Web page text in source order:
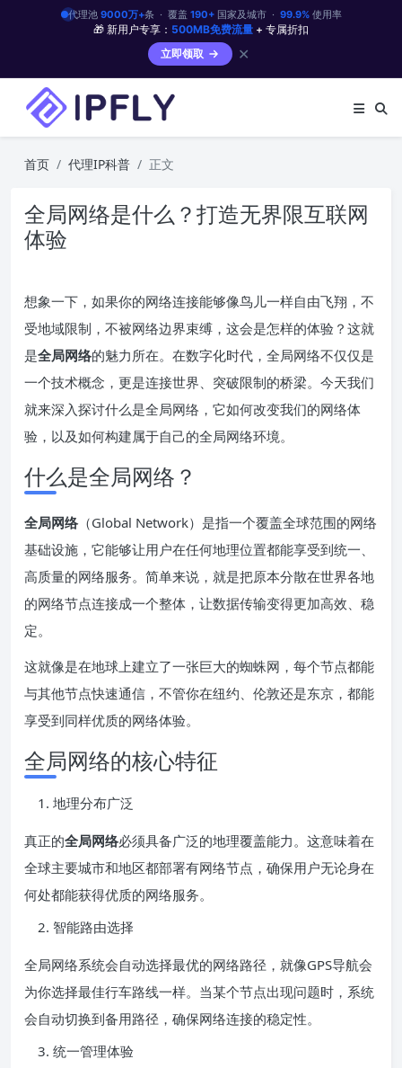
代理池 9000万+条 · 覆盖 190+国家及城市 · 99.9%使用率
🎁 新用户专享： 500MB免费流量 + 专属折扣
立即领取
✕
首页 代理IP科普 正文
全局网络是什么？打造无界限互联网
体验
想象一下，如果你的网络连接能够像鸟儿一样自由飞翔，不
受地域限制，不被网络边界束缚，这会是怎样的体验？这就
是全局网络的魅力所在。在数字化时代，全局网络不仅仅是
一个技术概念，更是连接世界、突破限制的桥梁。今天我们
就来深入探讨什么是全局网络，它如何改变我们的网络体
验，以及如何构建属于自己的全局网络环境。
什么是全局网络？
全局网络（Global Network）是指一个覆盖全球范围的网络
基础设施，它能够让用户在任何地理位置都能享受到统一、
高质量的网络服务。简单来说，就是把原本分散在世界各地
的网络节点连接成一个整体，让数据传输变得更加高效、稳
定。
这就像是在地球上建立了一张巨大的蜘蛛网，每个节点都能
与其他节点快速通信，不管你在纽约、伦敦还是东京，都能
享受到同样优质的网络体验。
全局网络的核心特征
地理分布广泛
真正的全局网络必须具备广泛的地理覆盖能力。这意味着在
全球主要城市和地区都部署有网络节点，确保用户无论身在
何处都能获得优质的网络服务。
智能路由选择
全局网络系统会自动选择最优的网络路径，就像GPS导航会
为你选择最佳行车路线一样。当某个节点出现问题时，系统
会自动切换到备用路径，确保网络连接的稳定性。
统一管理体验